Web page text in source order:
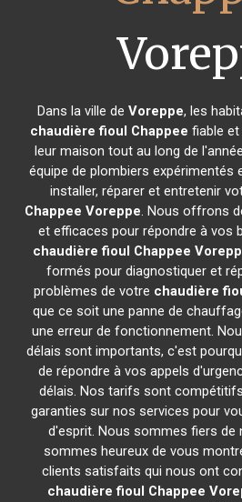
Dans la ville deVoreppe, les
chaudière fioul Chappee fiable
leur maison tout au long de
équipe de plombiers expérimentés
installer, réparer et entretenir
Chappee Voreppe. Nous offrons
et efficaces pour répondre à vos
chaudière fioul Chappee
formés pour diagnostiquer et
problèmes de votre chaudière
que ce soit une panne de
une erreur de fonctionnement.
délais sont importants, c'est
de répondre à vos appels
délais. Nos tarifs sont
garanties sur nos services pour
d'esprit. Nous sommes fiers de
sommes heureux de vous
clients satisfaits qui nous ont
chaudière fioul Chappee